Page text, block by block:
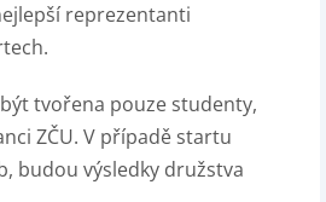
reprezentanti
tvořena pouze studenty,
ZČU. V případě startu
budou výsledky družstva